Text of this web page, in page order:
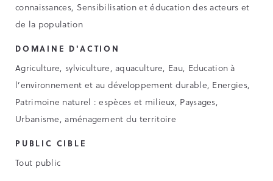
connaissances, Sensibilisation et éducation des acteurs et
de la population
DOMAINE D'ACTION
Agriculture, sylviculture, aquaculture, Eau, Education à
l’environnement et au développement durable, Energies,
Patrimoine naturel : espèces et milieux, Paysages,
Urbanisme, aménagement du territoire
PUBLIC CIBLE
Tout public